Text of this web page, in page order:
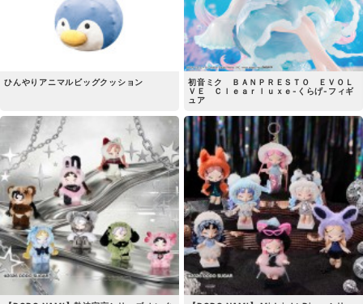
ひんやりアニマルビッグクッション
初音ミク ＢＡＮＰＲＥＳＴＯ ＥＶＯＬ
ＶＥ Ｃｌｅａｒｌｕｘｅ-くらげ-フィギ
ュア